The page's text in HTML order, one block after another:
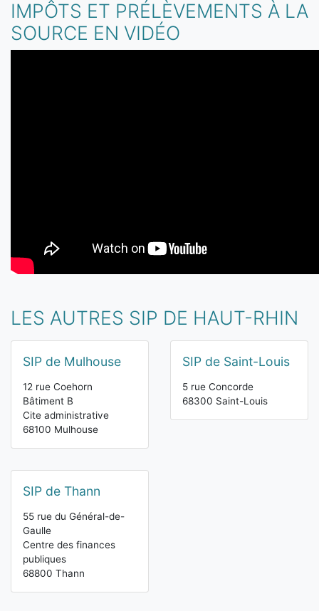
IMPÔTS ET PRÉLÈVEMENTS À LA
SOURCE EN VIDÉO
LES AUTRES SIP DE HAUT-RHIN
SIP de Mulhouse
12 rue Coehorn
Bâtiment B
Cite administrative
68100 Mulhouse
SIP de Saint-Louis
5 rue Concorde
68300 Saint-Louis
SIP de Thann
55 rue du Général-de-
Gaulle
Centre des finances
publiques
68800 Thann